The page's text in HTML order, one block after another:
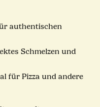
authentischen
Schmelzen und
für Pizza und andere